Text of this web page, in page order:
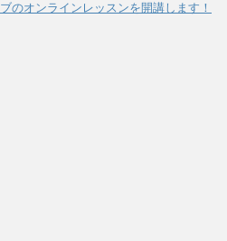
のオンラインレッスンを開講します！